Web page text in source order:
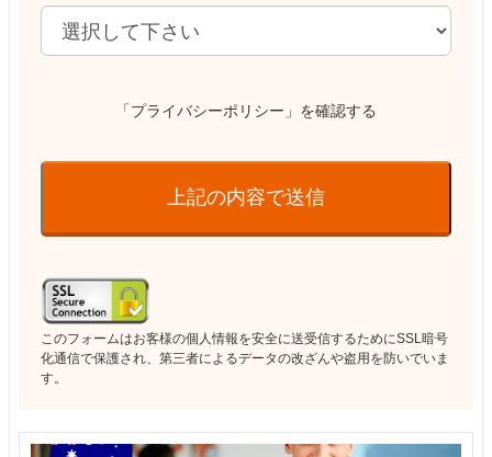
「プライバシーポリシー」を確認する
上記の内容で送信
このフォームはお客様の個人情報を安全に送受信するためにSSL暗号
化通信で保護され、第三者によるデータの改ざんや盗用を防いでいま
す。